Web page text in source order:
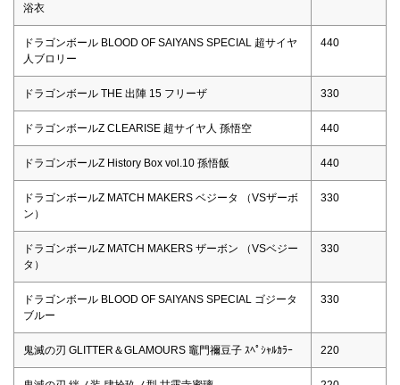
浴衣
ドラゴンボール BLOOD OF SAIYANS SPECIAL 超サイヤ
人ブロリー
440
ドラゴンボール THE 出陣 15 フリーザ 330
ドラゴンボールZ CLEARISE 超サイヤ人 孫悟空 440
ドラゴンボールZ History Box vol.10 孫悟飯 440
ドラゴンボールZ MATCH MAKERS ベジータ （VSザーボ
ン）
330
ドラゴンボールZ MATCH MAKERS ザーボン （VSベジー
タ）
330
ドラゴンボール BLOOD OF SAIYANS SPECIAL ゴジータ
ブルー
330
鬼滅の刃 GLITTER＆GLAMOURS 竈門禰豆子 ｽﾍﾟｼｬﾙｶﾗｰ 220